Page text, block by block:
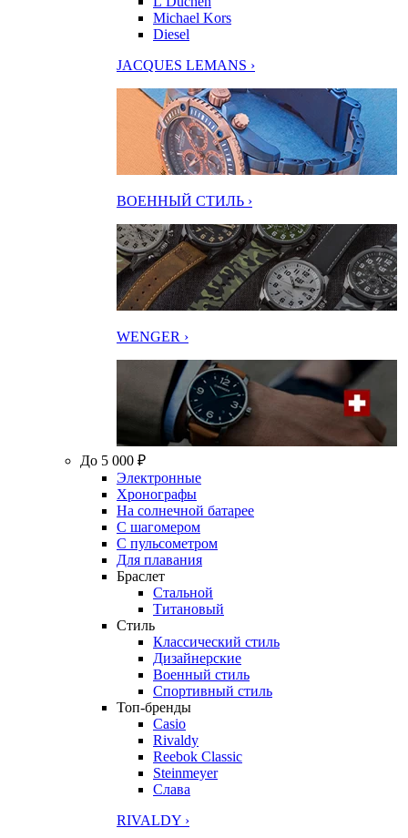
Michael Kors
Diesel
JACQUES LEMANS ›
ВОЕННЫЙ СТИЛЬ ›
WENGER ›
До 5 000 ₽
Электронные
Хронографы
На солнечной батарее
С шагомером
С пульсометром
Для плавания
Браслет
Стальной
Титановый
Стиль
Классический стиль
Дизайнерские
Военный стиль
Спортивный стиль
Топ-бренды
Casio
Rivaldy
Reebok Classic
Steinmeyer
Слава
RIVALDY ›